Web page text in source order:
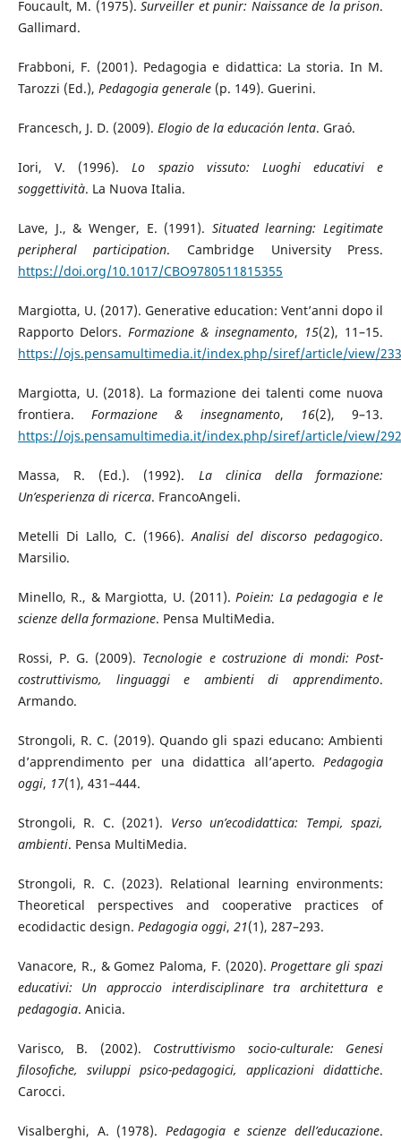
Foucault, M. (1975).Surveiller et punir: Naissance de la prison.
Gallimard.
Frabboni, F. (2001). Pedagogia e didattica: La storia. In M.
Tarozzi (Ed.), Pedagogia generale(p. 149). Guerini.
Francesch, J. D. (2009). Elogio de la educación lenta. Graó.
Iori, V. (1996).Lo spazio vissuto: Luoghi educativi e
soggettività. La Nuova Italia.
Lave, J., & Wenger, E. (1991). Situated learning: Legitimate
peripheral participation. Cambridge University Press.
https://doi.org/10.1017/CBO9780511815355
Margiotta, U. (2017). Generative education: Vent’anni dopo il
Rapporto Delors. Formazione & insegnamento, 15(2), 11–15.
https://ojs.pensamultimedia.it/index.php/siref/article/view/
Margiotta, U. (2018). La formazione dei talenti come nuova
frontiera.Formazione & insegnamento, 16(2), 9–13.
https://ojs.pensamultimedia.it/index.php/siref/article/view/
Massa, R. (Ed.). (1992). La clinica della formazione:
Un’esperienza di ricerca. FrancoAngeli.
Metelli Di Lallo, C. (1966).Analisi del discorso pedagogico.
Marsilio.
Minello, R., & Margiotta, U. (2011).Poiein: La pedagogia e le
scienze della formazione. Pensa MultiMedia.
Rossi, P. G. (2009). Tecnologie e costruzione di mondi: Post-
costruttivismo, linguaggi e ambienti di apprendimento.
Armando.
Strongoli, R. C. (2019). Quando gli spazi educano: Ambienti
d’apprendimento per una didattica all’aperto.Pedagogia
oggi, 17(1), 431–444.
Strongoli, R. C. (2021). Verso un’ecodidattica: Tempi, spazi,
ambienti. Pensa MultiMedia.
Strongoli, R. C. (2023). Relational learning environments:
Theoretical perspectives and cooperative practices of
ecodidactic design. Pedagogia oggi, 21(1), 287–293.
Vanacore, R., & Gomez Paloma, F. (2020).Progettare gli spazi
educativi: Un approccio interdisciplinare tra architettura e
pedagogia. Anicia.
Varisco, B. (2002). Costruttivismo socio-culturale: Genesi
filosofiche, sviluppi psico-pedagogici, applicazioni didattiche.
Carocci.
Visalberghi, A. (1978). Pedagogia e scienze dell’educazione.